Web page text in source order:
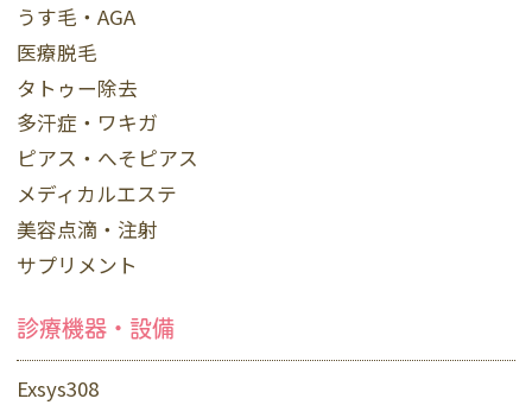
うす毛・AGA
医療脱毛
タトゥー除去
多汗症・ワキガ
ピアス・へそピアス
メディカルエステ
美容点滴・注射
サプリメント
診療機器・設備
Exsys308